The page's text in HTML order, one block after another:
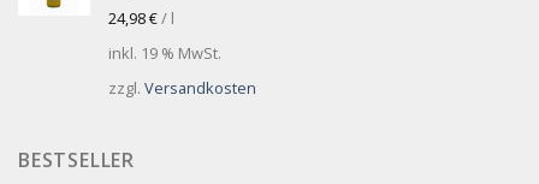
24,98€/ l
inkl. 19 % MwSt.
zzgl. Versandkosten
BESTSELLER